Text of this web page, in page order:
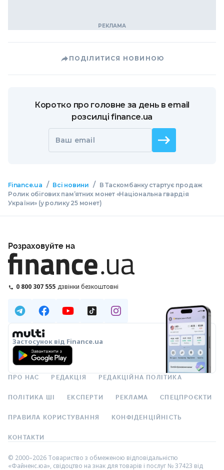
ПОДІЛИТИСЯ НОВИНОЮ
Коротко про головне за день в email
розсилці finance.ua
Ваш email
Finance.ua / Всі новини /
В Таскомбанку стартує продаж
Ролик обігових пам’ятних монет «Національна гвардія
України» (у ролику 25 монет)
Розраховуйте на
0 800 307 555 дзвінки безкоштовні
Застосунок від Finance.ua
ПРО НАС РЕДАКЦІЯ РЕДАКЦІЙНА ПОЛІТИКА
ПОЛІТИКА ШІ ЕКСПЕРТИ РЕКЛАМА СПЕЦПРОЄКТИ
ПРАВИЛА КОРИСТУВАННЯ КОНФІДЕНЦІЙНІСТЬ
КОНТАКТИ
© 2000–2026 Товариство з обмеженою відповідальністю
«Файненс.юа», свідоцтво на знак для товарів і послуг № 37423 від